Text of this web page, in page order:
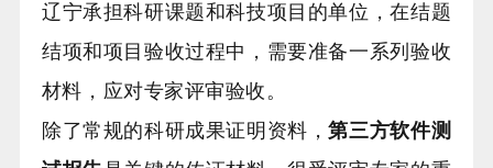
辽宁承担科研课题和科技项目的单位，在结题
结项和项目验收过程中，需要准备一系列验收
材料，应对专家评审验收。
除了常规的科研成果证明资料，第三方软件测